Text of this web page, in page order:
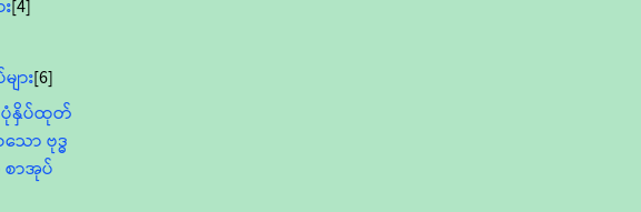
[4]
ား[6]
ပုံနှိပ်ထုတ်
ော ဗုဒ္ဓ
စာအုပ်